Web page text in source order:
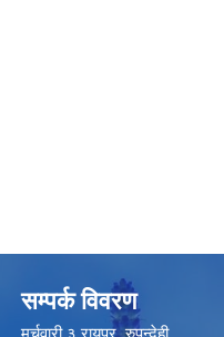
सम्पर्क विवरण
मर्चवारी ३ रायपुर, रुपन्देही